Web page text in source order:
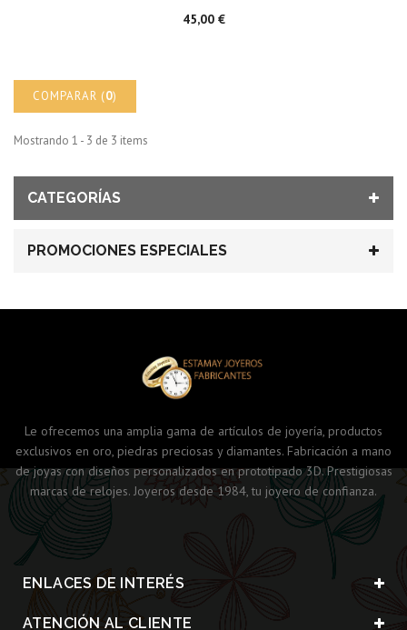
45,00 €
COMPARAR (0)
Mostrando 1 - 3 de 3 items
CATEGORÍAS
PROMOCIONES ESPECIALES
Le ofrecemos una amplia gama de artículos de joyería, productos
exclusivos en oro, piedras preciosas y diamantes. Fabricación a mano
de joyas con diseños personalizados en prototipado 3D. Prestigiosas
marcas de relojes. Joyeros desde 1984, tu joyero de confianza.
ENLACES DE INTERÉS
ATENCIÓN AL CLIENTE